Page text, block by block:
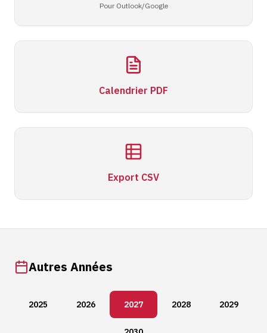
Pour Outlook/Google
Calendrier PDF
Export CSV
Autres Années
2025 2026 2027 2028 2029